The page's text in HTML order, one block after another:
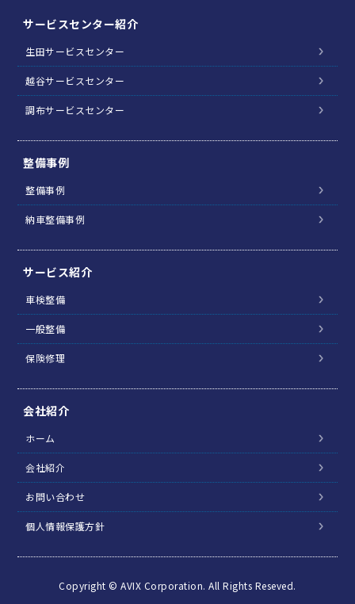
サービスセンター紹介
生田サービスセンター
越谷サービスセンター
調布サービスセンター
整備事例
整備事例
納車整備事例
サービス紹介
車検整備
一般整備
保険修理
会社紹介
ホーム
会社紹介
お問い合わせ
個人情報保護方針
Copyright © AVIX Corporation. All Rights Reseved.